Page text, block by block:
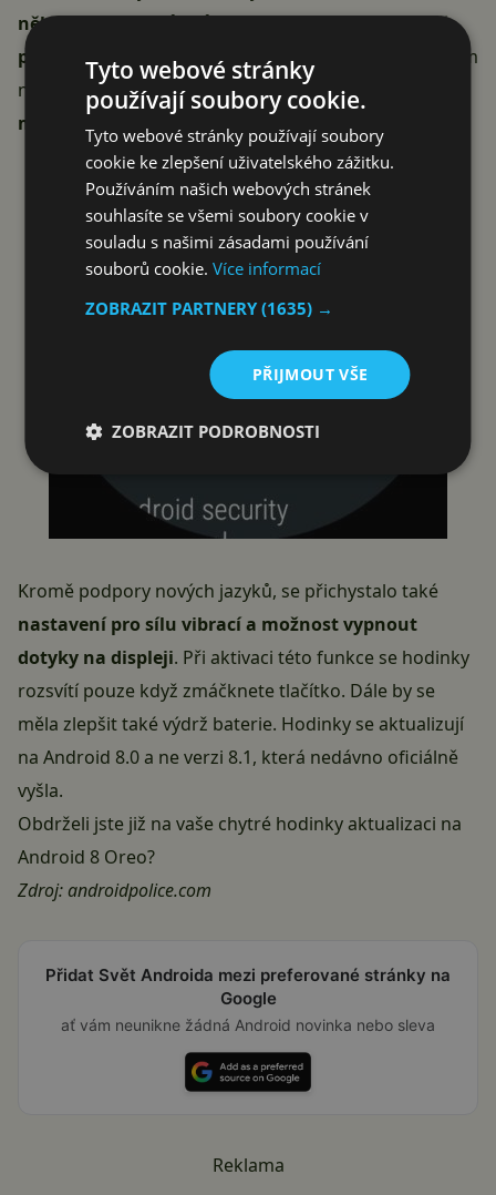
některých modelů může aktualizace přijít hodně
později
. My jsme na redakční hodinky aktualizaci zatím
nedostali, nicméně v zahraničí hlásí aktualizaci hlavně
majitelé LG chytrých hodinek
Kromě podpory nových jazyků, se přichystalo také
nastavení pro sílu vibrací a možnost vypnout
dotyky na displeji. Při aktivaci této funkce se hodinky
rozsvítí pouze když zmáčknete tlačítko. Dále by se
měla zlepšit také výdrž baterie. Hodinky se aktualizují
na Android 8.0a ne verzi 8.1, která nedávno oficiálně
vyšla.
Obdrželi jste již na vaše chytré hodinky aktualizaci na
Android 8 Oreo?
Zdroj:androidpolice.com
Přidat Svět Androida mezi preferované stránky na
Google
ať vám neunikne žádná Android novinka nebo sleva
Reklama
Tyto webové stránky
používají soubory cookie.
Tyto webové stránky používají soubory
cookie ke zlepšení uživatelského zážitku.
Používáním našich webových stránek
souhlasíte se všemi soubory cookie v
souladu s našimi zásadami používání
souborů cookie.Více informací
ZOBRAZIT PARTNERY(1635) →
PŘIJMOUT VŠE
ZOBRAZIT PODROBNOSTI